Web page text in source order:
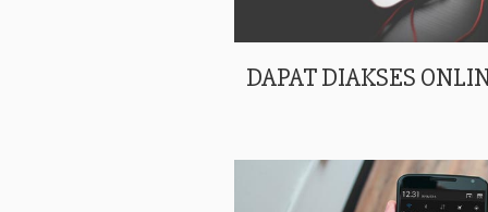
DAPAT DIAKSES